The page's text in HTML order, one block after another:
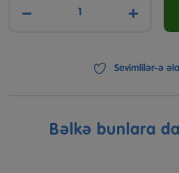
− +
Sevimlilər-ə
Bəlkə bunlara